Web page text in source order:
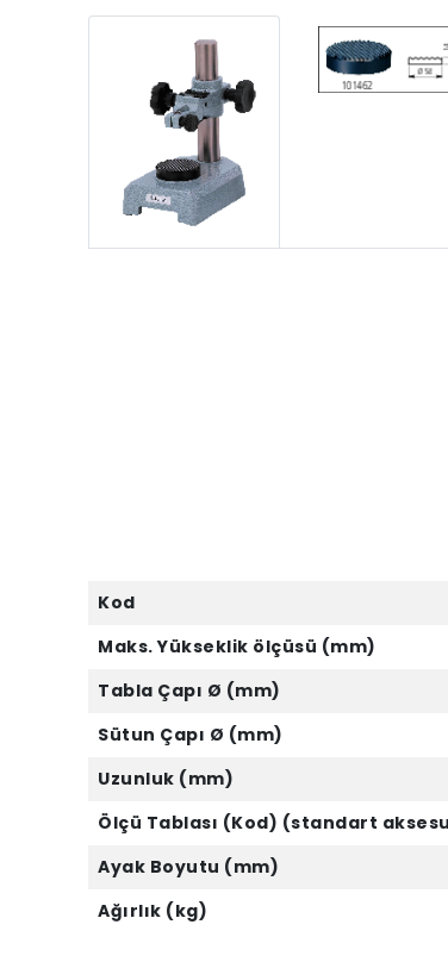
Kod
Maks. Yükseklik ölçüsü (mm)
Tabla Çapı Ø (mm)
Sütun Çapı Ø (mm)
Uzunluk (mm)
Ölçü Tablası (Kod) (standart
Ayak Boyutu (mm)
Ağırlık (kg)